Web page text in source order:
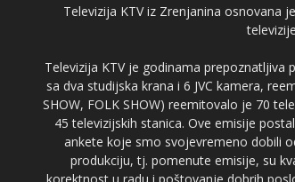
Televizija KTV iz Zrenjanina osnovana
Televizija KTV je godinama
sa dva studijska krana i 6 JVC kamera,
SHOW, FOLK SHOW) reemitovalo je 70
45 televizijskih stanica. Ove emisije
ankete koje smo svojevremeno dobili
produkciju, tj. pomenute emisije, su